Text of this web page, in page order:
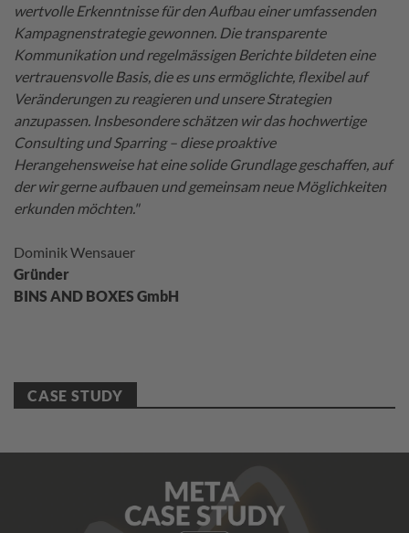
wertvolle Erkenntnisse für den Aufbau einer umfassenden
Kampagnenstrategie gewonnen. Die transparente
Kommunikation und regelmässigen Berichte bildeten eine
vertrauensvolle Basis, die es uns ermöglichte, flexibel auf
Veränderungen zu reagieren und unsere Strategien
anzupassen. Insbesondere schätzen wir das hochwertige
Consulting und Sparring – diese proaktive
Herangehensweise hat eine solide Grundlage geschaffen, auf
der wir gerne aufbauen und gemeinsam neue Möglichkeiten
erkunden möchten."
Dominik Wensauer
Gründer
BINS AND BOXES GmbH
CASE STUDY